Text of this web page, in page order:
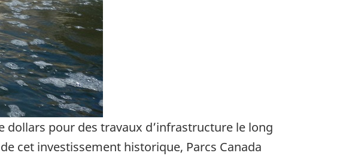
dollars pour des travaux d’infrastructure le long
cet investissement historique, Parcs Canada